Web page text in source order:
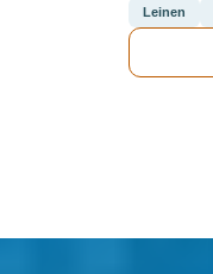
Leinen